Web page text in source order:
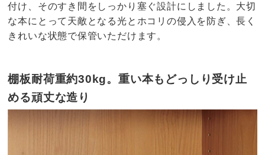
付け、そのすき間をしっかり塞ぐ設計にしました。大切
な本にとって天敵となる光とホコリの侵入を防ぎ、長く
きれいな状態で保管いただけます。
棚板耐荷重約30kg。重い本もどっしり受け止
める頑丈な造り